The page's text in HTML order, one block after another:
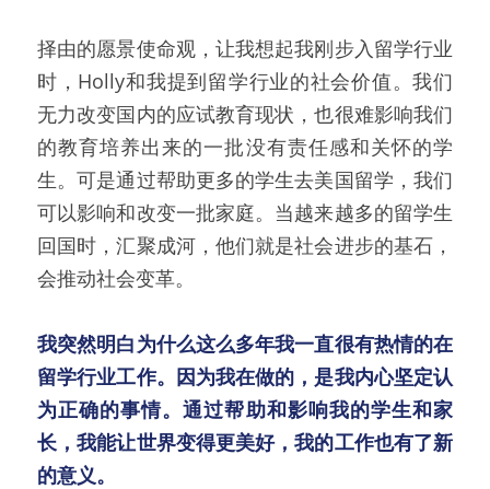
择由的愿景使命观，让我想起我刚步入留学行业
时，Holly和我提到留学行业的社会价值。我们
无力改变国内的应试教育现状，也很难影响我们
的教育培养出来的一批没有责任感和关怀的学
生。可是通过帮助更多的学生去美国留学，我们
可以影响和改变一批家庭。当越来越多的留学生
回国时，汇聚成河，他们就是社会进步的基石，
会推动社会变革。
我突然明白为什么这么多年我一直很有热情的在
留学行业工作。因为我在做的，是我内心坚定认
为正确的事情。通过帮助和影响我的学生和家
长，我能让世界变得更美好，我的工作也有了新
的意义。